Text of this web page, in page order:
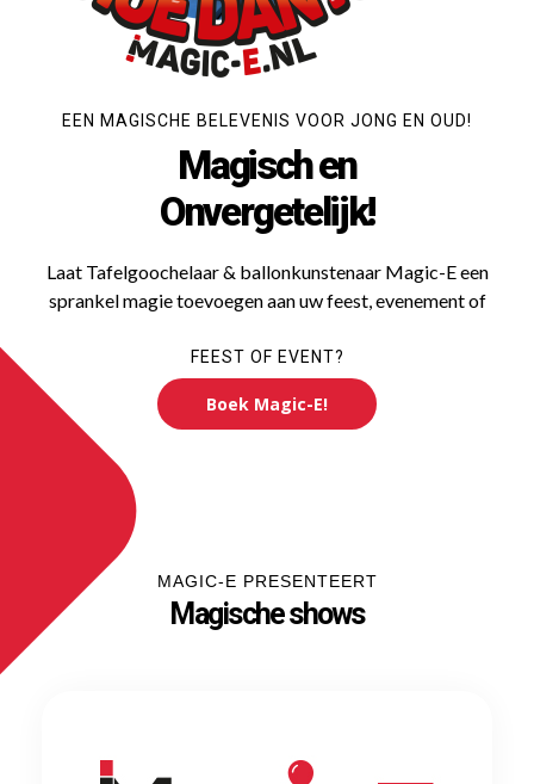
EEN MAGISCHE BELEVENIS VOOR JONG EN OUD!
Magischen
Onvergetelijk!
Laat Tafelgoochelaar & ballonkunstenaar Magic-E een
sprankel magie toevoegen aan uw feest, evenement of
origineel en creatief.
FEEST OF EVENT?
Boek Magic-E!
MAGIC-E PRESENTEERT
Magische shows